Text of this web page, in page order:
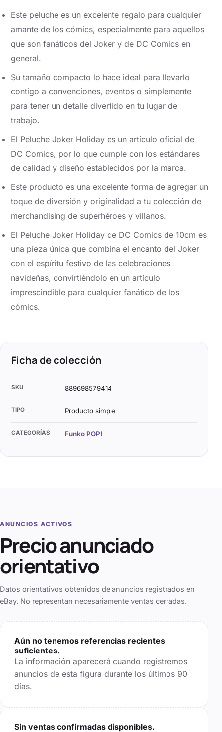
Este peluche es un excelente regalo para cualquier
amante de los cómics, especialmente para aquellos
que son fanáticos del Joker y de DC Comics en
general.
Su tamaño compacto lo hace ideal para llevarlo
contigo a convenciones, eventos o simplemente
para tener un detalle divertido en tu lugar de
trabajo.
El Peluche Joker Holiday es un artículo oficial de
DC Comics, por lo que cumple con los estándares
de calidad y diseño establecidos por la marca.
Este producto es una excelente forma de agregar un
toque de diversión y originalidad a tu colección de
merchandising de superhéroes y villanos.
El Peluche Joker Holiday de DC Comics de 10cm es
una pieza única que combina el encanto del Joker
con el espíritu festivo de las celebraciones
navideñas, convirtiéndolo en un artículo
imprescindible para cualquier fanático de los
cómics.
Ficha de colección
SKU 889698579414
TIPO Producto simple
CATEGORÍAS Funko POP!
ANUNCIOS ACTIVOS
Precio anunciado
orientativo
Datos orientativos obtenidos de anuncios registrados en
eBay. No representan necesariamente ventas cerradas.
Aún no tenemos referencias recientes
suficientes.
La información aparecerá cuando registremos
anuncios de esta figura durante los últimos 90
días.
Sin ventas confirmadas disponibles.